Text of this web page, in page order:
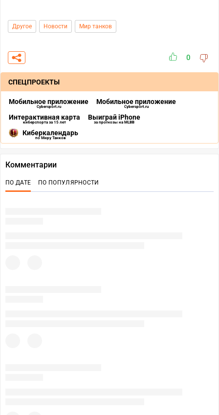
Другое Новости Мир танков
0
СПЕЦПРОЕКТЫ
Мобильное приложение
Cybersport.ru
Мобильное приложение
Cybersport.ru
Интерактивная карта
киберспорта за 15 лет
Выиграй iPhone
за прогнозы на MLBB
Киберкалендарь
по Миру Танков
Комментарии
ПО ДАТЕ ПО ПОПУЛЯРНОСТИ